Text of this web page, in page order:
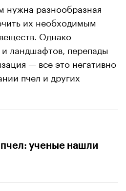
разнообразная
их необходимым
Однако
ландшафтов, перепады
— все это негативно
пчел и других
пчел: ученые нашли